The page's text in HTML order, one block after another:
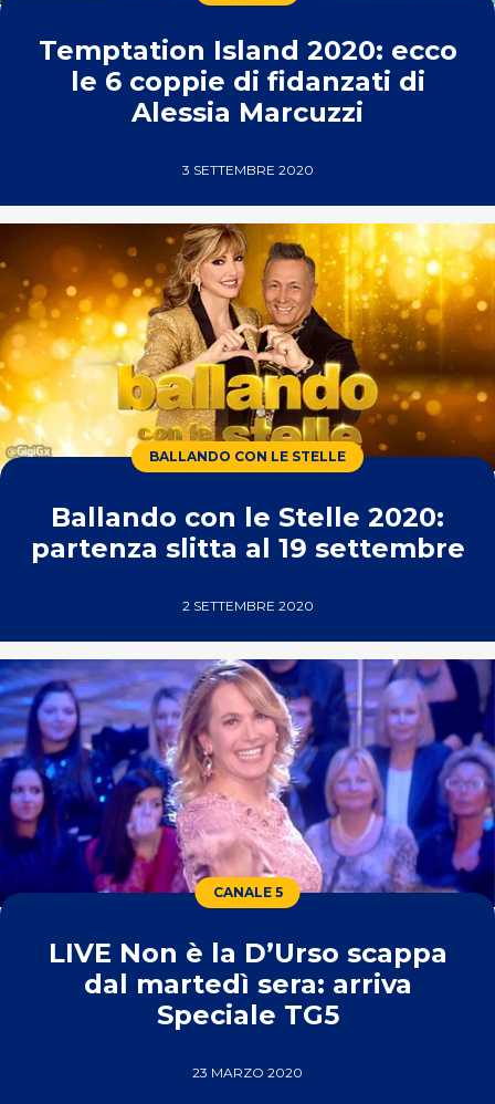
Temptation Island 2020: ecco
le 6 coppie di fidanzati di
Alessia Marcuzzi
3 SETTEMBRE 2020
BALLANDO CON LE STELLE
Ballando con le Stelle 2020:
partenza slitta al 19 settembre
2 SETTEMBRE 2020
CANALE 5
LIVE Non è la D’Urso scappa
dal martedì sera: arriva
Speciale TG5
23 MARZO 2020